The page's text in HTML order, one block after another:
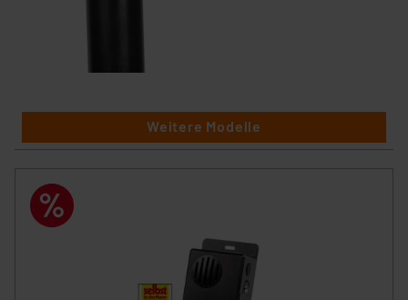
Weitere Modelle